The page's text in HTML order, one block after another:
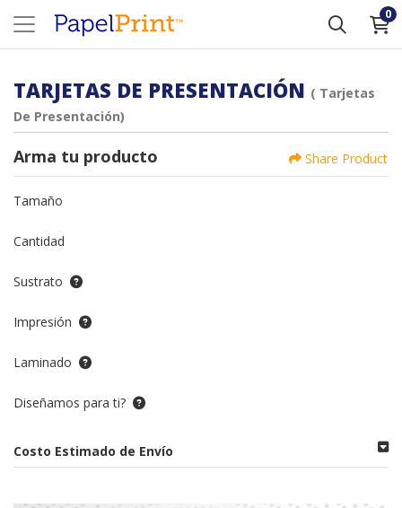
0
TARJETAS DE PRESENTACIÓN ( Tarjetas
De Presentación)
Arma tu producto Share Product
Tamaño
Cantidad
Sustrato
Impresión
Laminado
Diseñamos para ti?
Costo Estimado de Envío